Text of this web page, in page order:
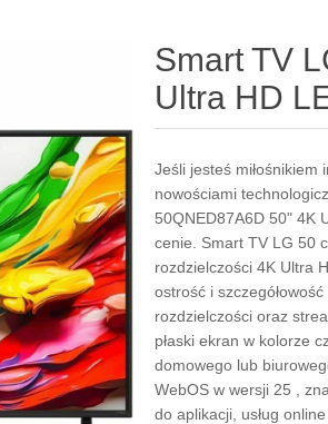
Smart TV
Ultra HD
Jeśli jesteś
nowościami
50QNED87A6D 50" 4K
cenie. Smart TV LG 50
rozdzielczości 4K Ultra
ostrość i
rozdzielczości oraz
płaski ekran w kolorze
domowego lub
WebOS w wersji 25 ,
do aplikacji, usług